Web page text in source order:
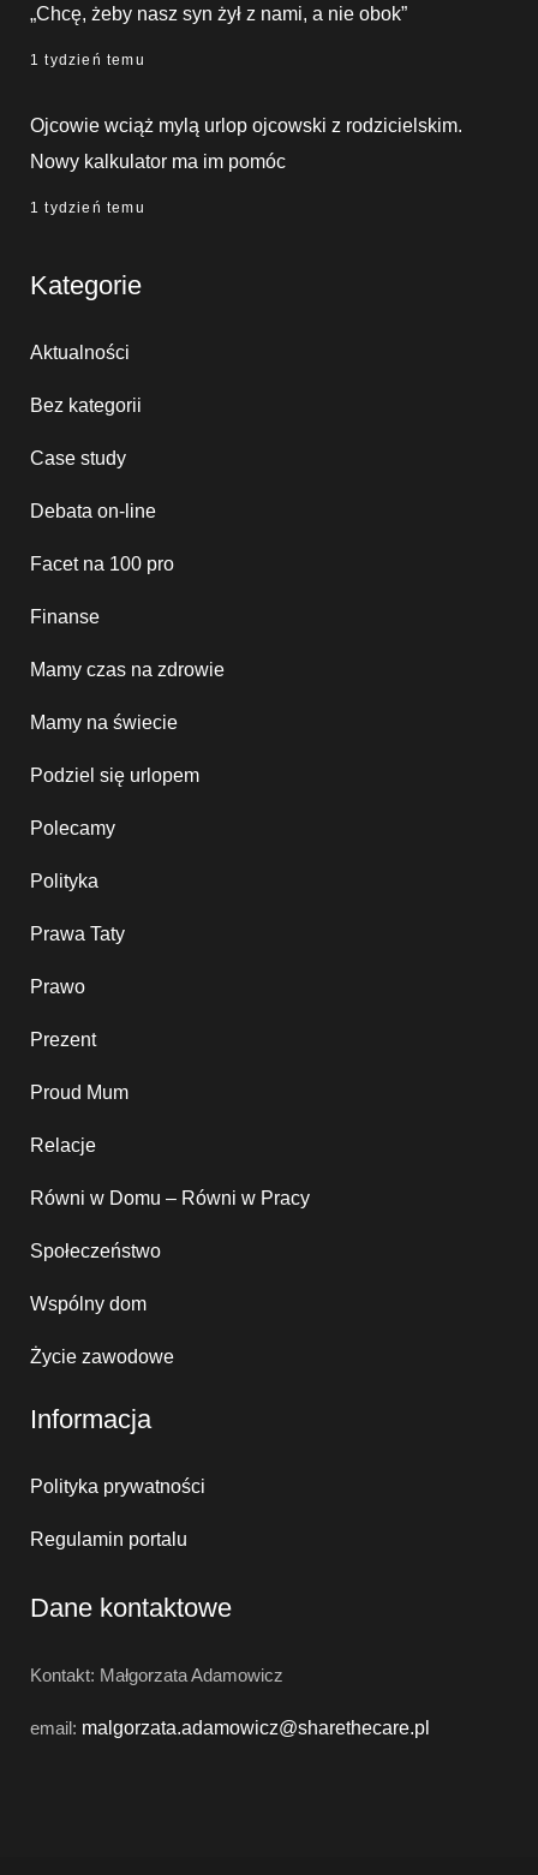
„Chcę, żeby nasz syn żył z nami, a nie obok”
1 tydzień temu
Ojcowie wciąż mylą urlop ojcowski z rodzicielskim.
Nowy kalkulator ma im pomóc
1 tydzień temu
Kategorie
Aktualności
Bez kategorii
Case study
Debata on-line
Facet na 100 pro
Finanse
Mamy czas na zdrowie
Mamy na świecie
Podziel się urlopem
Polecamy
Polityka
Prawa Taty
Prawo
Prezent
Proud Mum
Relacje
Równi w Domu – Równi w Pracy
Społeczeństwo
Wspólny dom
Życie zawodowe
Informacja
Polityka prywatności
Regulamin portalu
Dane kontaktowe
Kontakt: Małgorzata Adamowicz
email: malgorzata.adamowicz@sharethecare.pl